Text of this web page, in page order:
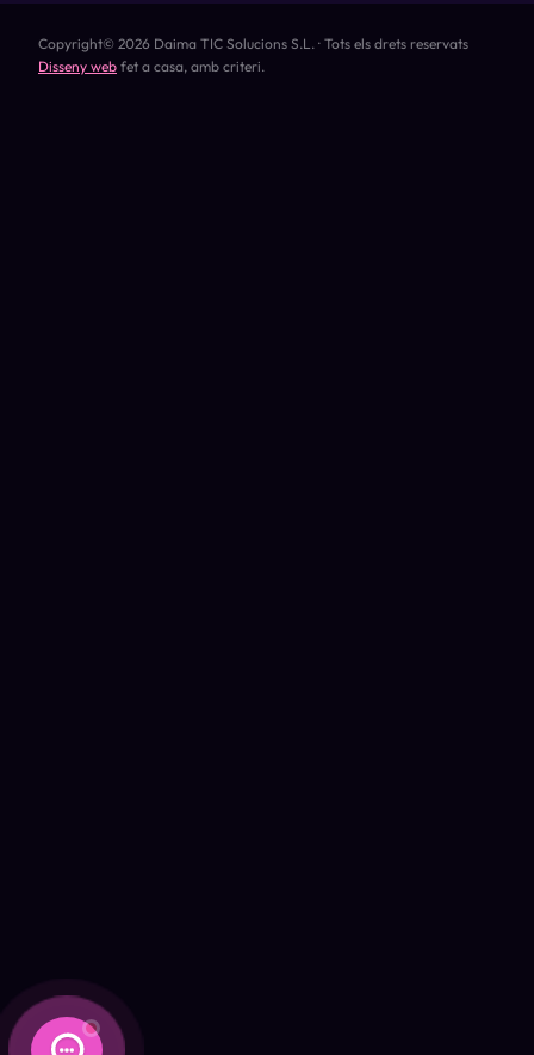
Copyright© 2026 Daima TIC Solucions S.L. · Tots els drets reservats
Disseny web fet a casa, amb criteri.